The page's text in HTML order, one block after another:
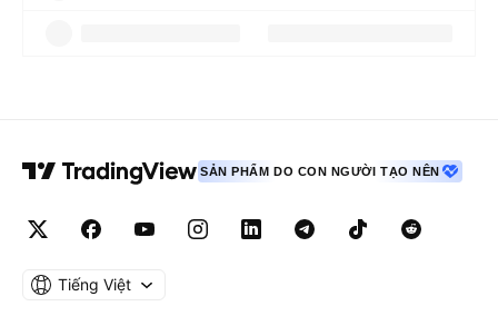
SẢN PHẨM DO CON NGƯỜI TẠO NÊN
Tiếng Việt